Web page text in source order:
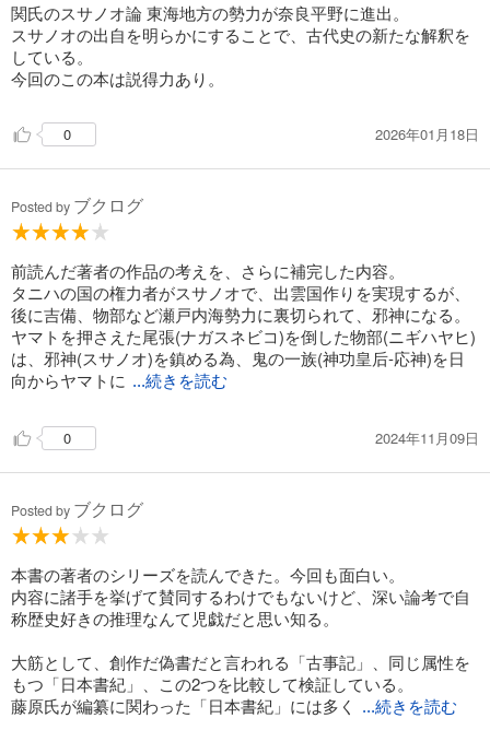
関氏のスサノオ論 東海地方の勢力が奈良平野に進出。
スサノオの出自を明らかにすることで、古代史の新たな解釈を
している。
今回のこの本は説得力あり。
0 2026年01月18日
Posted by ブクログ
前読んだ著者の作品の考えを、さらに補完した内容。
タニハの国の権力者がスサノオで、出雲国作りを実現するが、
後に吉備、物部など瀬戸内海勢力に裏切られて、邪神になる。
ヤマトを押さえた尾張(ナガスネビコ)を倒した物部(ニギハヤヒ)
は、邪神(スサノオ)を鎮める為、鬼の一族(神功皇后-応神)を日
向からヤマトに ...続きを読む
0 2024年11月09日
Posted by ブクログ
本書の著者のシリーズを読んできた。今回も面白い。
内容に諸手を挙げて賛同するわけでもないけど、深い論考で自
称歴史好きの推理なんて児戯だと思い知る。
大筋として、創作だ偽書だと言われる「古事記」、同じ属性を
もつ「日本書紀」、この2つを比較して検証している。
藤原氏が編纂に関わった「日本書紀」には多く
...続きを読む